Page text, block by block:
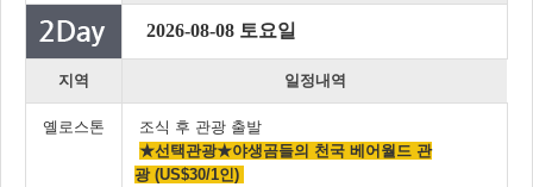
2026-08-08 토요일
지역 일정내역
옐로스톤
조식 후 관광 출발
★선택관광★야생곰들의 천국 베어월드 관
광 (US$30/1인)